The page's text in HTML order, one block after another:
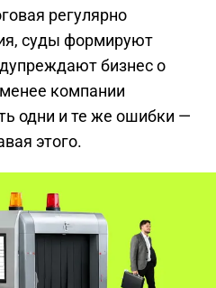
регулярно
суды формируют
бизнес о
компании
одни и те же ошибки —
этого.